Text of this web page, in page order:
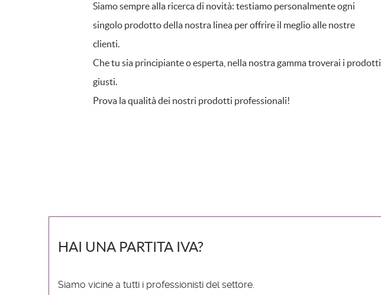
Siamo sempre alla ricerca di novità: testiamo personalmente ogni
singolo prodotto della nostra linea per offrire il meglio alle nostre
clienti.
Che tu sia principiante o esperta, nella nostra gamma troverai i prodotti
giusti.
Prova la qualità dei nostri prodotti professionali!
HAI UNA PARTITA IVA?
Siamo vicine a tutti i professionisti del settore.